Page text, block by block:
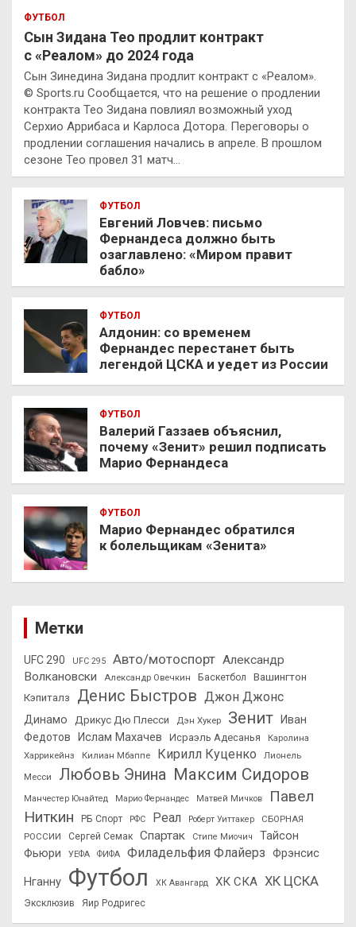
ФУТБОЛ
Сын Зидана Тео продлит контракт
с «Реалом» до 2024 года
Сын Зинедина Зидана продлит контракт с «Реалом».
© Sports.ru Сообщается, что на решение о продлении
контракта Тео Зидана повлиял возможный уход
Серхио Аррибаса и Карлоса Дотора. Переговоры о
продлении соглашения начались в апреле. В прошлом
сезоне Тео провел 31 матч…
ФУТБОЛ
Евгений Ловчев: письмо
Фернандеса должно быть
озаглавлено: «Миром правит
бабло»
ФУТБОЛ
Алдонин: со временем
Фернандес перестанет быть
легендой ЦСКА и уедет из России
ФУТБОЛ
Валерий Газзаев объяснил,
почему «Зенит» решил подписать
Марио Фернандеса
ФУТБОЛ
Марио Фернандес обратился
к болельщикам «Зенита»
Метки
UFC 290 UFC 295 Авто/мотоспорт Александр
Волкановски
Александр Овечкин Баскетбол
Вашингтон
Кэпиталз
Денис Быстров Джон Джонс
Динамо Дрикус Дю Плесси Дэн Хукер Зенит
Иван
Федотов
Ислам Махачев Исраэль Адесанья
Каролина
Харрикейнз
Килиан Мбаппе Кирилл Куценко
Лионель
Месси
Любовь Энина Максим Сидоров
Манчестер Юнайтед Марио Фернандес Матвей Мичков
Павел
Ниткин
РБ Спорт РФС Реал Роберт Уиттакер
СБОРНАЯ
РОССИИ
Сергей Семак Спартак Стипе Миочич
Тайсон
Фьюри
УЕФА ФИФА Филадельфия Флайерз Фрэнсис
Нганну Футбол ХК Авангард ХК СКА ХК ЦСКА
Эксклюзив Яир Родригес